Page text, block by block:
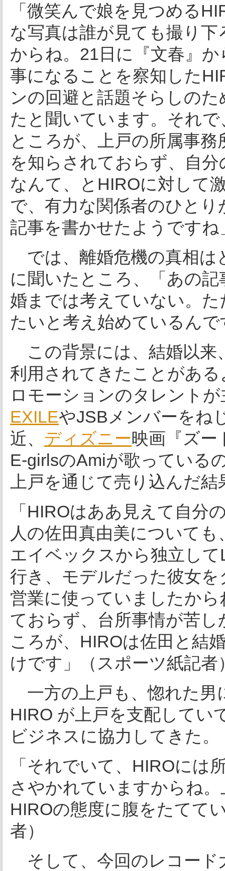
「微笑んで娘を見つめる
な写真は誰が見ても撮り
からね。21日に『文春』
事になることを察知した
ンの回避と話題そらしの
たと聞いています。それ
ところが、上戸の所属事
を知らされておらず、自
なんて、とHIROに対して
で、有力な関係者のひと
記事を書かせたようです
では、離婚危機の真相は
に聞いたところ、「あの
婚までは考えていない。
たいと考え始めているん
この背景には、結婚以来
利用されてきたことがあ
ロモーションのタレント
EXILEやJSBメンバーをね
近、 ディズニー映画『ズー
E-girlsのAmiが歌っている
上戸を通じて売り込んだ
「HIROはああ見えて自分
人の佐田真由美について
エイベックスから独立し
行き、モデルだった彼女
営業に使っていましたか
ておらず、台所事情が苦
ころが、HIROは佐田と結
けです」（スポーツ紙記者
一方の上戸も、惚れた男
HIRO が上戸を支配してい
ビジネスに協力してきた。
「それでいて、HIROには
さやかれていますからね
HIROの態度に腹をたてて
者）
そして、今回のレコード